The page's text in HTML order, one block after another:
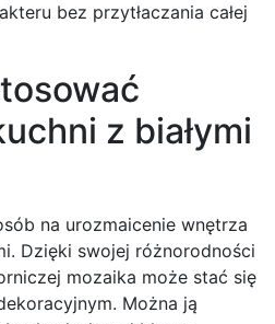
bez przytłaczania całej
z białymi
na urozmaicenie wnętrza
Dzięki swojej różnorodności
mozaika może stać się
Można ją